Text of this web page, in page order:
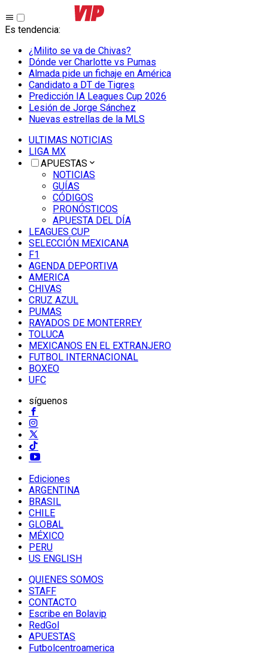
Es tendencia:
¿Milito se va de Chivas?
Dónde ver Charlotte vs Pumas
Almada pide un fichaje en América
Candidato a DT de Tigres
Predicción IA Leagues Cup 2026
Lesión de Jorge Sánchez
Nuevas estrellas de la MLS
ULTIMAS NOTICIAS
LIGA MX
APUESTAS
NOTICIAS
GUÍAS
CÓDIGOS
PRONÓSTICOS
APUESTA DEL DÍA
LEAGUES CUP
SELECCIÓN MEXICANA
F1
AGENDA DEPORTIVA
AMERICA
CHIVAS
CRUZ AZUL
PUMAS
RAYADOS DE MONTERREY
TOLUCA
MEXICANOS EN EL EXTRANJERO
FUTBOL INTERNACIONAL
BOXEO
UFC
síguenos
Ediciones
ARGENTINA
BRASIL
CHILE
GLOBAL
MÉXICO
PERU
US ENGLISH
QUIENES SOMOS
STAFF
CONTACTO
Escribe en Bolavip
RedGol
APUESTAS
Futbolcentroamerica